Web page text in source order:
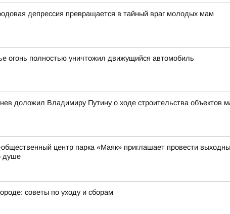
депрессия превращается в тайный враг молодых мам
огонь полностью уничтожил движущийся автомобиль
доложил Владимиру Путину о ходе строительства объектов
центр парка «Маяк» приглашает провести
душе
советы по уходу и сборам